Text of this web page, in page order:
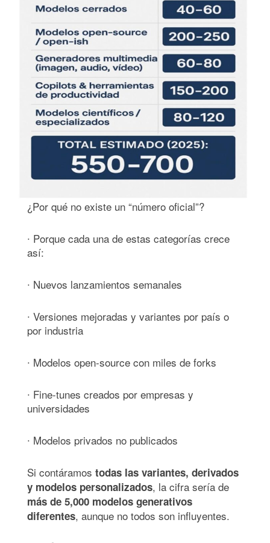
¿Por qué no existe un “número oficial”?
∙ Porque cada una de estas categorías crece
así:
∙ Nuevos lanzamientos semanales
∙ Versiones mejoradas y variantes por país o
por industria
∙ Modelos open-source con miles de forks
∙ Fine-tunes creados por empresas y
universidades
∙ Modelos privados no publicados
Si contáramos todas las variantes, derivados
y modelos personalizados, la cifra sería de
más de 5,000 modelos generativos
diferentes, aunque no todos son influyentes.